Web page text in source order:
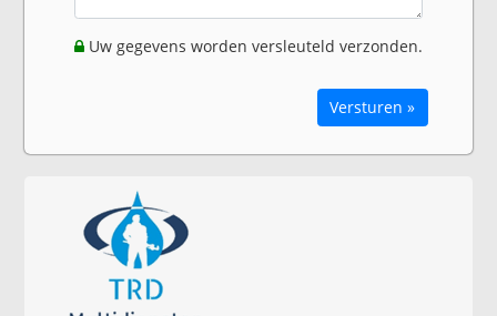
Uw gegevens worden versleuteld verzonden.
Versturen »